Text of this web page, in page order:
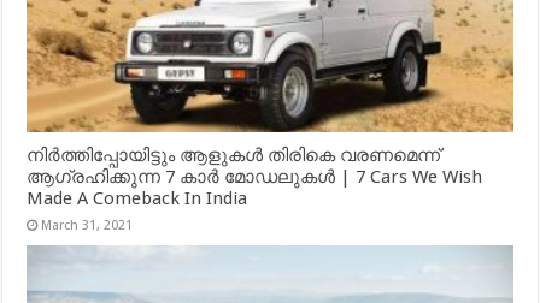
നിർത്തിപ്പോയിട്ടും ആളുകൾ തിരികെ വരണമെന്ന്
ആഗ്രഹിക്കുന്ന 7 കാർ മോഡലുകൾ | 7 Cars We Wish
Made A Comeback In India
March 31, 2021